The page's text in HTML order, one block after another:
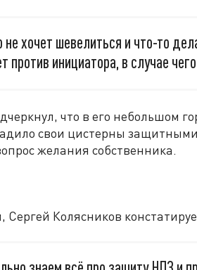
хочет шевелиться и что-то
против инициатора, в случае
что в его небольшом
свои цистерны
желания собственника.
Сергей Колясников